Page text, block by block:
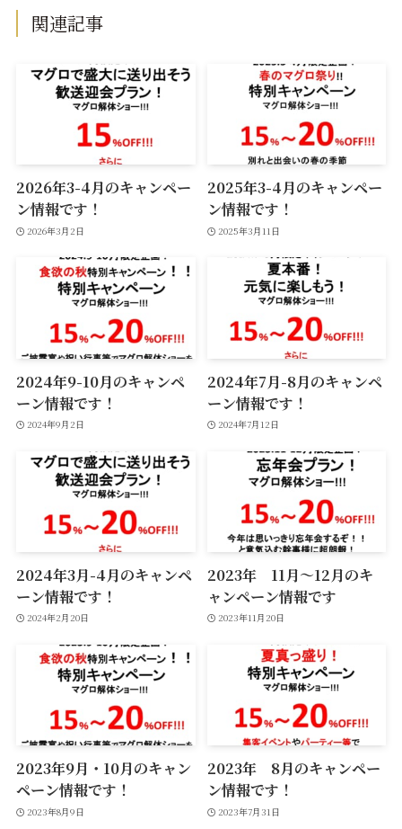
関連記事
2026年3-4月のキャンペー
ン情報です！
2026年3月2日
2025年3-4月のキャンペー
ン情報です！
2025年3月11日
2024年9-10月のキャンペ
ーン情報です！
2024年9月2日
2024年7月-8月のキャンペ
ーン情報です！
2024年7月12日
2024年3月-4月のキャンペ
ーン情報です！
2024年2月20日
2023年 11月〜12月のキ
ャンペーン情報です
2023年11月20日
2023年9月・10月のキャン
ペーン情報です！
2023年8月9日
2023年 8月のキャンペー
ン情報です！
2023年7月31日